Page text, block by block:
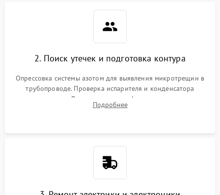
2. Поиск утечек и подготовка контура
Опрессовка системы азотом для выявления микротрещин в
трубопроводе. Проверка испарителя и конденсатора
течеискателем. Демонтаж старого фильтра-осушителя и
продувка капиллярной трубки для устранения засоров.
Подробнее